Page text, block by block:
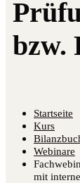
Startseite
Kurs
Webinare
mit